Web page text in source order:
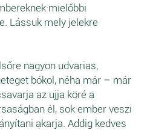
mielőbbi
Lássuk mely jelekre
nagyon udvarias,
bókol, néha már – már
az ujja köré a
él, sok ember veszi
akarja. Addig kedves